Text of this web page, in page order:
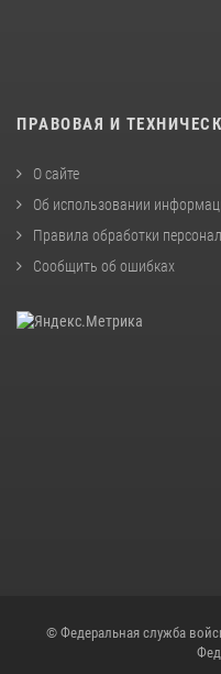
ПРАВОВАЯ И
О сайте
Об использовании
Правила обработки
Сообщить об ошибках
© Федеральная служба